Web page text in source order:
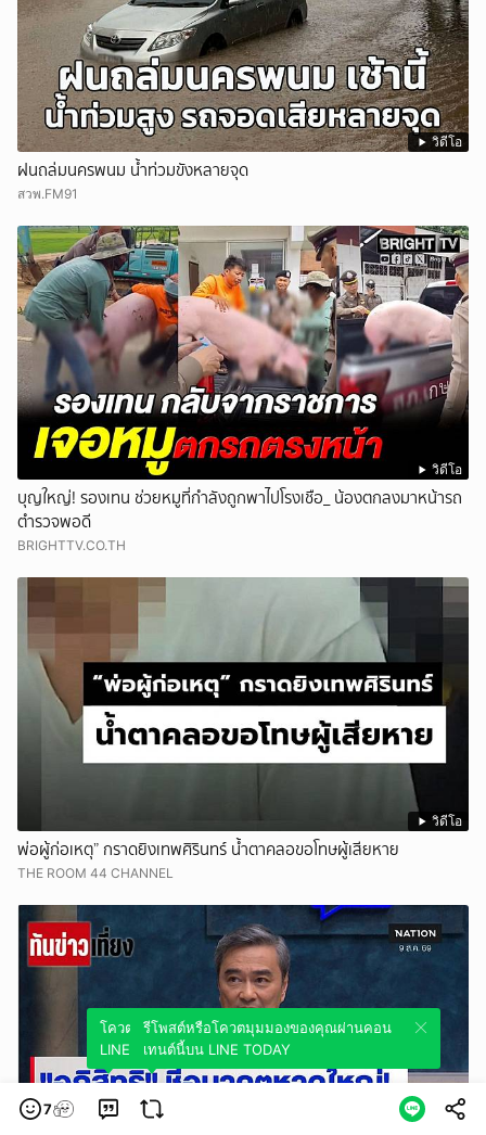
วิดีโอ
ฝนถล่มนครพนม น้ำท่วมขังหลายจุด
สวพ.FM91
วิดีโอ
บุญใหญ่! รองเทน ช่วยหมูที่กำลังถูกพาไปโรงเชือ_ น้องตกลงมาหน้ารถ
ตำรวจพอดี
BRIGHTTV.CO.TH
วิดีโอ
พ่อผู้ก่อเหตุ” กราดยิงเทพศิรินทร์ น้ำตาคลอขอโทษผู้เสียหาย
THE ROOM 44 CHANNEL
7
โควตมุมมองของคุณผ่านคอนเทนต์นี้บน
LINE TODAY
รีโพสต์หรือโควตมุมมองของคุณผ่านคอน
เทนต์นี้บน LINE TODAY